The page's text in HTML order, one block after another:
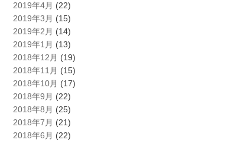
2019年4月 (22)
2019年3月 (15)
2019年2月 (14)
2019年1月 (13)
2018年12月 (19)
2018年11月 (15)
2018年10月 (17)
2018年9月 (22)
2018年8月 (25)
2018年7月 (21)
2018年6月 (22)